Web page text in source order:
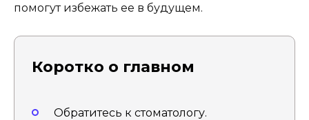
помогут избежать ее в будущем.
Коротко о главном
Обратитесь к стоматологу.